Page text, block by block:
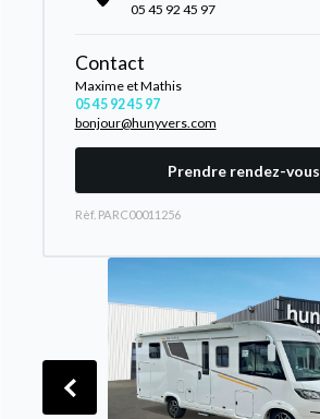
05 45 92 45 97
Contact
Maxime et Mathis
05 45 92 45 97
bonjour@hunyvers.com
Prendre rendez-vous
Rèf. PARC00011256